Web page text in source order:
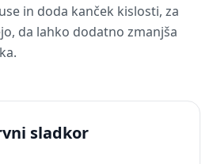
in doda kanček kislosti, za
da lahko dodatno zmanjša
sladkor